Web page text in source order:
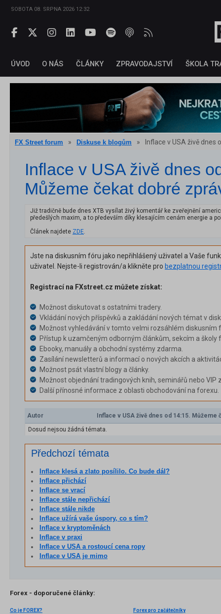
SOBOTA 08. SRPNA 2026 12:32
ÚVOD O NÁS ČLÁNKY ZPRAVODAJSTVÍ ŠKOLA
FX Street forum » Diskuse k blogům » Inflace v USA živě
Inflace v USA živě dnes
Můžeme čekat dobré
Již tradičně bude dnes XTB vysílat živý komentář ke zveřejnění
předešlých maxim, a to především díky klesajícím cenám energie a
Článek najdete ZDE.
Jste na diskusním fóru jako nepřihlášený uživatel a Vaše
uživatel. Nejste-li registrován/a klikněte pro bezplatnou
Registrací na FXstreet.cz můžete získat:
Možnost diskutovat s ostatními tradery.
Vkládání nových příspěvků a zakládání nových témat v
Možnost vyhledávání v tomto velmi rozsáhlém diskusním
Přístup k uzamčeným odborným článkům, sekcím a školy
Ebooky, manuály a obchodní systémy zdarma.
Zasílání newsletterů a informací o nových akcích a
Možnost psát vlastní blogy a články.
Možnost objednání tradingových knih, seminářů nebo VIP
Další přínosné informace z oblasti obchodování na forexu.
Autor
Inflace v USA živě dnes od 14:15.
Dosud nejsou žádná témata.
Předchozí témata
Inflace klesá a zlato posílilo. Co bude dál?
Inflace přichází
Inflace se vrací
Inflace stále nepřichází
Inflace stále nikde
Inflace užírá vaše úspory, co s tím?
Inflace v kryptoměnách
Inflace v praxi
Inflace v USA a rostoucí cena ropy
Inflace v USA je mimo
Forex - doporučené články:
Co je FOREX?
Forex pro začátečníky